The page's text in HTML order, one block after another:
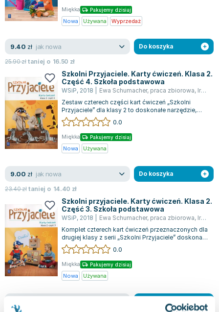
Miękka Pakujemy dzisiaj
Nowa Używana Wyprzedaż
9.40 zł jak nowa
25.90złtaniej o 16.50 zł
Do koszyka
Szkolni Przyjaciele. Karty ćwiczeń. Klasa 2.
Część 4. Szkoła podstawowa
WSiP, 2018 Ewa Schumacher, praca zbiorowa, Irena Zarzycka
Zestaw czterech części kart ćwiczeń „Szkolni
Przyjaciele” dla klasy 2 to doskonałe narzędzie,
które wspiera edukację polonistyczną...
0.0
Miękka Pakujemy dzisiaj
Nowa Używana
9.00 zł jak nowa
23.40złtaniej o 14.40 zł
Do koszyka
Szkolni przyjaciele. Karty ćwiczeń. Klasa 2.
Część 3. Szkoła podstawowa
WSiP, 2018 Ewa Schumacher, praca zbiorowa, Irena Zarzycka
Komplet czterech kart ćwiczeń przeznaczonych dla
drugiej klasy z serii „Szkolni Przyjaciele” doskonale
wspiera naukę w obszarach j...
0.0
Miękka Pakujemy dzisiaj
Nowa Używana